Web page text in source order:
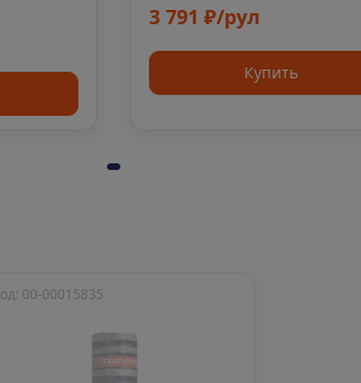
3 791 ₽/рул
Купить
00-00015835